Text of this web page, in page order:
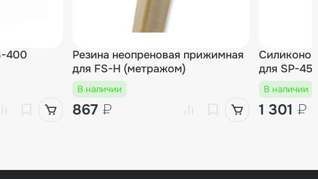
400
Резина неопреновая прижимная
для FS-H (метражом)
В наличии
867 ₽
для SP-
В наличии
1 301 ₽